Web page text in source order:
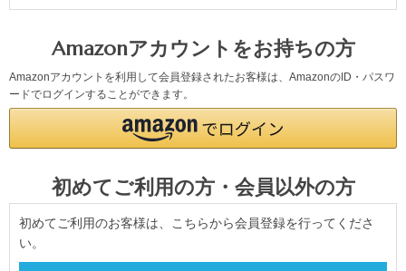
Amazonアカウントをお持ちの方
Amazonアカウントを利用して会員登録されたお客様は、AmazonのID・パスワ
ードでログインすることができます。
初めてご利用の方・会員以外の方
初めてご利用のお客様は、こちらから会員登録を行ってくださ
い。